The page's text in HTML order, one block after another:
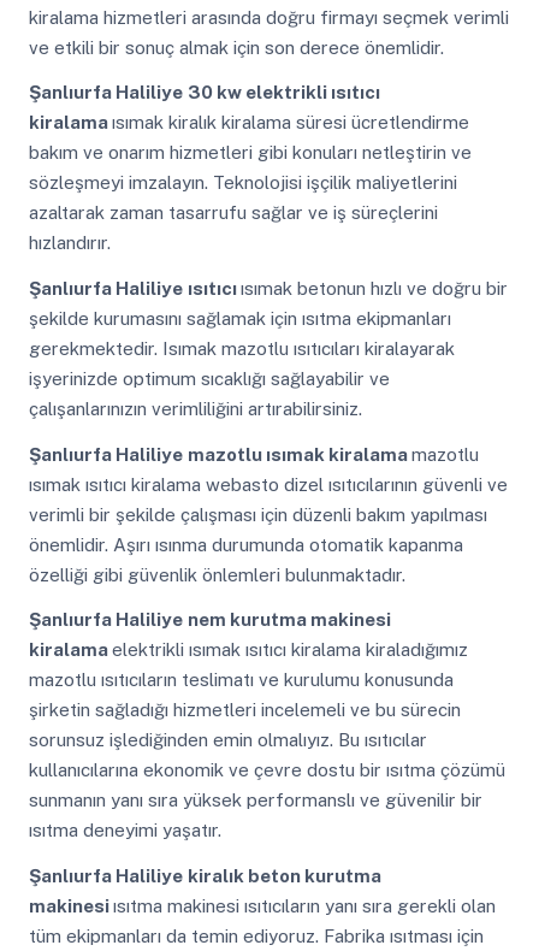
kiralama hizmetleri arasında doğru firmayı seçmek verimli
ve etkili bir sonuç almak için son derece önemlidir.
Şanlıurfa Haliliye 30 kw elektrikli ısıtıcı
kiralamaısımak kiralık kiralama süresi ücretlendirme
bakım ve onarım hizmetleri gibi konuları netleştirin ve
sözleşmeyi imzalayın. Teknolojisi işçilik maliyetlerini
azaltarak zaman tasarrufu sağlar ve iş süreçlerini
hızlandırır.
Şanlıurfa Haliliye ısıtıcıısımak betonun hızlı ve doğru bir
şekilde kurumasını sağlamak için ısıtma ekipmanları
gerekmektedir. Isımak mazotlu ısıtıcıları kiralayarak
işyerinizde optimum sıcaklığı sağlayabilir ve
çalışanlarınızın verimliliğini artırabilirsiniz.
Şanlıurfa Haliliye mazotlu ısımak kiralamamazotlu
ısımak ısıtıcı kiralama webasto dizel ısıtıcılarının güvenli ve
verimli bir şekilde çalışması için düzenli bakım yapılması
önemlidir. Aşırı ısınma durumunda otomatik kapanma
özelliği gibi güvenlik önlemleri bulunmaktadır.
Şanlıurfa Haliliye nem kurutma makinesi
kiralamaelektrikli ısımak ısıtıcı kiralama kiraladığımız
mazotlu ısıtıcıların teslimatı ve kurulumu konusunda
şirketin sağladığı hizmetleri incelemeli ve bu sürecin
sorunsuz işlediğinden emin olmalıyız. Bu ısıtıcılar
kullanıcılarına ekonomik ve çevre dostu bir ısıtma çözümü
sunmanın yanı sıra yüksek performanslı ve güvenilir bir
ısıtma deneyimi yaşatır.
Şanlıurfa Haliliye kiralık beton kurutma
makinesiısıtma makinesi ısıtıcıların yanı sıra gerekli olan
tüm ekipmanları da temin ediyoruz. Fabrika ısıtması için